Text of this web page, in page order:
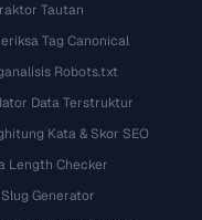
Tautan
Tag Canonical
Robots.txt
Data Terstruktur
Kata & Skor SEO
Length Checker
Slug Generator